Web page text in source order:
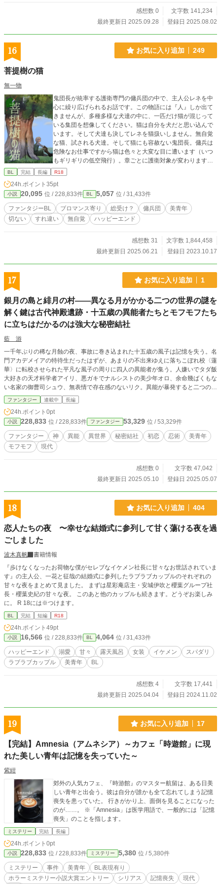
感）を描く、西遊記風異世界ファンタジー、ここに開幕で
感想数 0
文字数 141,234
最終更新日 2025.09.28
登録日 2025.08.02
16 お気に入り追加 249
菩提樹の猫
無一物
鬼団長が統率する護衛専門の傭兵団の中で、主人公レネを中
心に繰り広げられるお話です。この物語には『人』しか出て
きませんが、多種多様な犬達の中に、一匹だけ猫が混じって
いる集団を想像してください。猫は自分を犬だと思い込んで
います。そして犬達も決してレネを猫扱いしません。無自覚
な猫、試される犬達。そして猫にも容赦ない鬼団長。傭兵は
危険なお仕事ですから猫は色々と大変な目に遭います（いつ
もギリギリの低空飛行）。章ごとに護衛対象が変わります。
ＢＬというよりはブロマンス的な要素が強めで甘味成分は少
好きな方におすすめ。こちらは他サイトの改訂版です。
BL 完結 長編 R18
24h.ポイント 35pt
小説 20,095 位 / 228,833件 BL 5,057 位 / 31,433件
ファンタジーBL ブロマンス寄り 総受け？ 傭兵団
美青年
切ない
すれ違い 無自覚 ハッピーエンド
感想数 31
文字数 1,844,458
最終更新日 2025.06.21
登録日 2023.10.17
17 お気に入り追加 1
銀月の島と緋月の村――異なる月がかかる二つの世界の謎を
解く鍵は古代神殿遺跡・十五歳の異能者たちとモフモフたち
に立ちはだかるのは強大な秘密結社
藍 游
一千年ぶりの稀な月蝕の夜、事故に巻き込まれた十五歳の風子は記憶を失う。名
門アカデメイアの特待生だったはずが、あまりの不出来ゆえに落ちこぼれ校〈蓮
華〉に転校させられた平凡な風子の周りに四人の異能者が集う。人嫌いでタダ飯
大好きの天才科学者アイリ、悪ガキでナルシストの美少年オロ、余命幾ばくもな
い名家の御曹司シュウ、無表情で存在感のないリク。異能が暴発すると二つの月
が交わり、世界が崩壊する。十五歳たちは、雲龍九孤忍術宗主のばあちゃんや天
月仙門の最高異能者銀麗月カイから異能抑制法を学び、モフモフたちを連れて時
空を駆け巡る。転生なし、剣なし、知恵ありの闘い。強大な秘密結社が立ちはだ
かる。
ファンタジー 連載中 長編
24h.ポイント 0pt
小説 228,833 位 / 228,833件 ファンタジー 53,329 位 / 53,329件
ファンタジー 神 異能 異世界 秘密結社 初恋 忍術
美青年
モフモフ
現代
感想数 0
文字数 47,042
最終更新日 2025.05.10
登録日 2025.05.07
18 お気に入り追加 404
恋人たちの夜 〜幸せな結婚式に参列して甘く蕩ける夜を過
ごしました
波木真帆
書籍情報
『歩けなくなったお荷物な僕がセレブなイケメン社長に甘々なお世話されていま
す』の主人公、一花と征哉の結婚式に参列したラブラブカップルのそれぞれの
甘々な夜をまとめて見ました。 まずは星彩庵店主・安城伊吹と櫻葉グループ社
長・櫻葉史紀の甘々な夜。 このあと他のカップルも続きます。どうぞお楽しみ
に。 R 18には※つけます。
BL 完結 短編 R18
24h.ポイント 49pt
小説 16,566 位 / 228,833件 BL 4,064 位 / 31,433件
ハッピーエンド 溺愛 甘々 露天風呂 女装 イケメン
スパダリ
ラブラブカップル
美青年 BL
感想数 4
文字数 17,441
最終更新日 2025.04.04
登録日 2024.11.02
19 お気に入り追加 17
【完結】Amnesia（アムネシア）～カフェ「時遊館」に現
れた美しい青年は記憶を失っていた～
紫紺
郊外の人気カフェ、『時游館』のマスター航留は、ある日美
しい青年と出会う。彼は自分が誰かも全て忘れてしまう記憶
喪失を患っていた。 行きがかり上、面倒を見ることになった
のが……。 ※「Amnesia」は医学用語で、一般的には「記憶
喪失」のことを指します。
ミステリー 完結 長編
24h.ポイント 0pt
小説 228,833 位 / 228,833件 ミステリー 5,380 位 / 5,380件
ミステリー 事件 美青年
BL表現有り
ホラーミステリー小説大賞エントリー
シリアス 記憶喪失
現代